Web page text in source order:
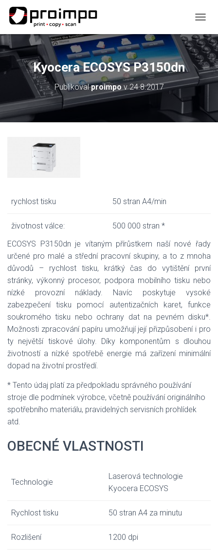
Ř
E
P
N
O
U
A
Kyocera ECOSYS P3150dn
Publikovalproimpov24.8.2017
rychlost tisku 50 stran A4/min
životnost válce:
500 000 stran *
ECOSYS P3150dn je vítaným přírůstkem naší nové řady
určené pro malé a střední pracovní skupiny, a to z mnoha
důvodů – rychlost tisku, krátký čas do vytištění první
stránky, výkonný procesor, podpora mobilního tisku nebo
nízké provozní náklady. Navíc poskytuje vysoké
zabezpečení tisku pomocí autentizačních karet, funkce
soukromého tisku nebo ochrany dat na pevném disku*.
Možnosti zpracování papíru umožňují její přizpůsobení i pro
ty největší tiskové úlohy. Díky komponentům s dlouhou
životností a nízké spotřebě energie má zařízení minimální
dopad na životní prostředí.
* Tento údaj platí za předpokladu správného používání
stroje dle podmínek výrobce, včetně používání originálního
spotřebního materiálu, pravidelných servisních prohlídek
atd.
OBECNÉ VLASTNOSTI
Technologie
Laserová technologie
Kyocera ECOSYS
Rychlost tisku 50 stran A4 za minutu
Rozlišení 1200 dpi